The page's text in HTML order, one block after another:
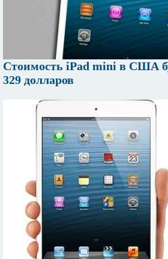
Стоимость iPad mini в США
329 долларов